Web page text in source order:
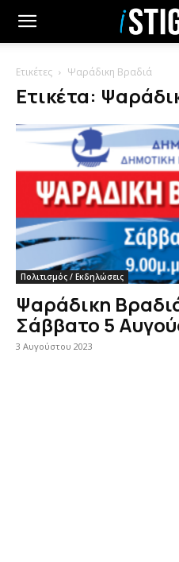
Ετικέτες Ψαράδικη Βραδιά
Ετικέτα:
Πολιτισμός / Εκδηλώσεις
Ψαράδικη
Σάββατο 5
3 Αυγούστου 2023